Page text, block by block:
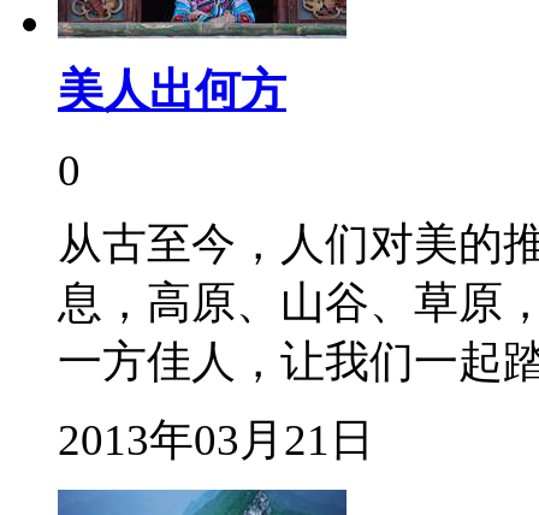
美人出何方
0
从古至今，人们对美的
息，高原、山谷、草原
一方佳人，让我们一
2013年03月21日